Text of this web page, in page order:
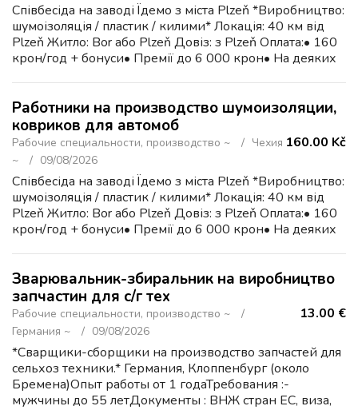
Співбесіда на заводі Їдемо з міста Plzeň *Виробництво:
шумоізоляція / пластик / килими* Локація: 40 км від
Plzeň Житло: Bor або Plzeň Довіз: з Plzeň Оплата:• 160
крон/год + бонуси• Премії до 6 000 крон• На деяких
Работники на производство шумоизоляции,
ковриков для автомоб
160.00 Kč
Рабочие специальности, производство ~
Чехия
~
09/08/2026
Співбесіда на заводі Їдемо з міста Plzeň *Виробництво:
шумоізоляція / пластик / килими* Локація: 40 км від
Plzeň Житло: Bor або Plzeň Довіз: з Plzeň Оплата:• 160
крон/год + бонуси• Премії до 6 000 крон• На деяких
Зварювальник-збиральник на виробництво
запчастин для с/г тех
13.00 €
Рабочие специальности, производство ~
Германия ~
09/08/2026
*Сварщики-сборщики на производство запчастей для
сельхоз техники.* Германия, Клоппенбург (около
Бремена)Опыт работы от 1 годаТребования :-
мужчины до 55 летДокументы : ВНЖ стран ЕС, виза,